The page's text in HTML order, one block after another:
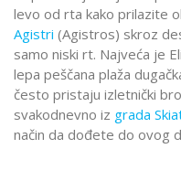
levo od rta kako prilazite
Agistri (Agistros) skroz
samo niski rt. Najveća je
lepa peščana plaža
često pristaju izletnički
svakodnevno iz grada
način da dođete do ovog